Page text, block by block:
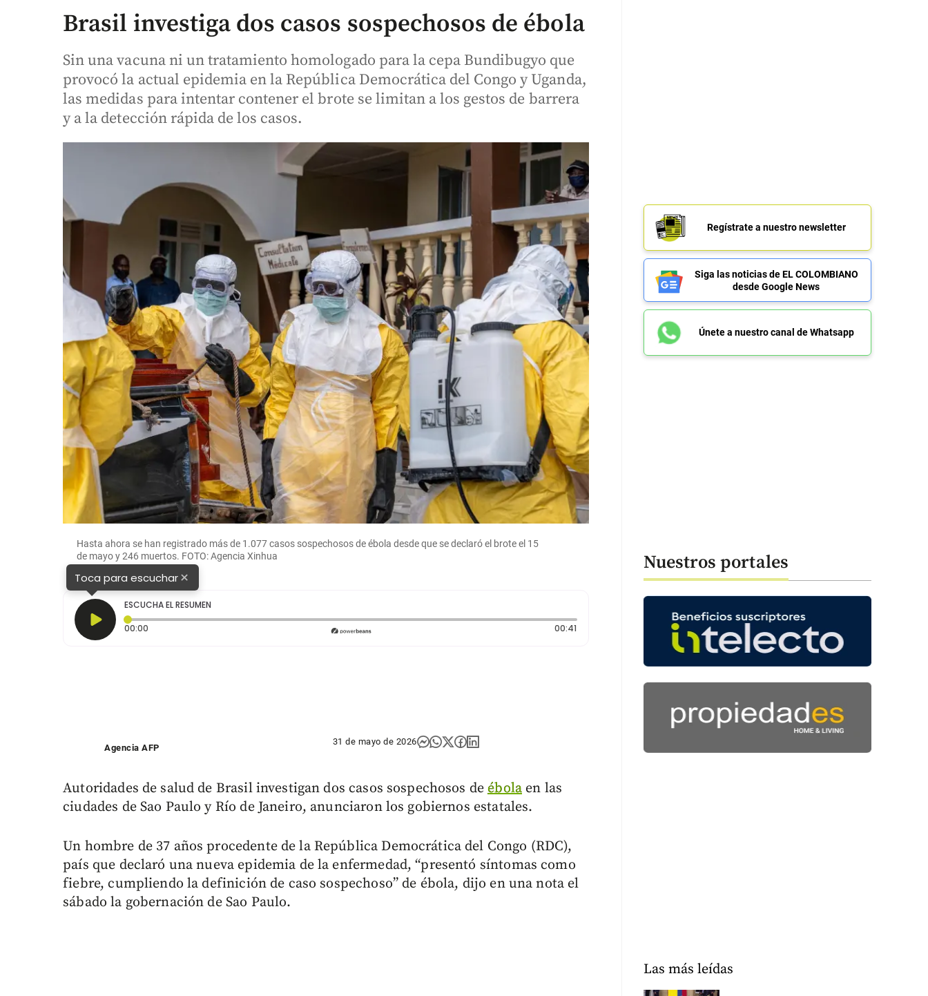
Brasil investiga dos casos sospechosos de ébola
Sin una vacuna ni un tratamiento homologado para la cepa Bundibugyo que
provocó la actual epidemia en la República Democrática del Congo y Uganda,
las medidas para intentar contener el brote se limitan a los gestos de barrera
y a la detección rápida de los casos.
Hasta ahora se han registrado más de 1.077 casos sospechosos de ébola desde que se declaró el brote el 15
de mayo y 246 muertos. FOTO: Agencia Xinhua
Toca para escuchar×
ESCUCHA EL RESUMEN
00:00
00:41Duración: 41 segundos
Agencia AFP
31 de mayo de 2026
Autoridades de salud de Brasil investigan dos casos sospechosos deébola en las
ciudades de Sao Paulo y Río de Janeiro, anunciaron los gobiernos estatales.
Un hombre de 37 años procedente de la República Democrática del Congo (RDC),
país que declaró una nueva epidemia de la enfermedad, “presentó síntomas como
fiebre, cumpliendo la definición de caso sospechoso” de ébola, dijo en una nota el
sábado la gobernación de Sao Paulo.
Regístrate a nuestro newsletter
Siga las noticias de EL COLOMBIANO
desde Google News
Únete a nuestro canal de Whatsapp
Nuestros portales
Las más leídas